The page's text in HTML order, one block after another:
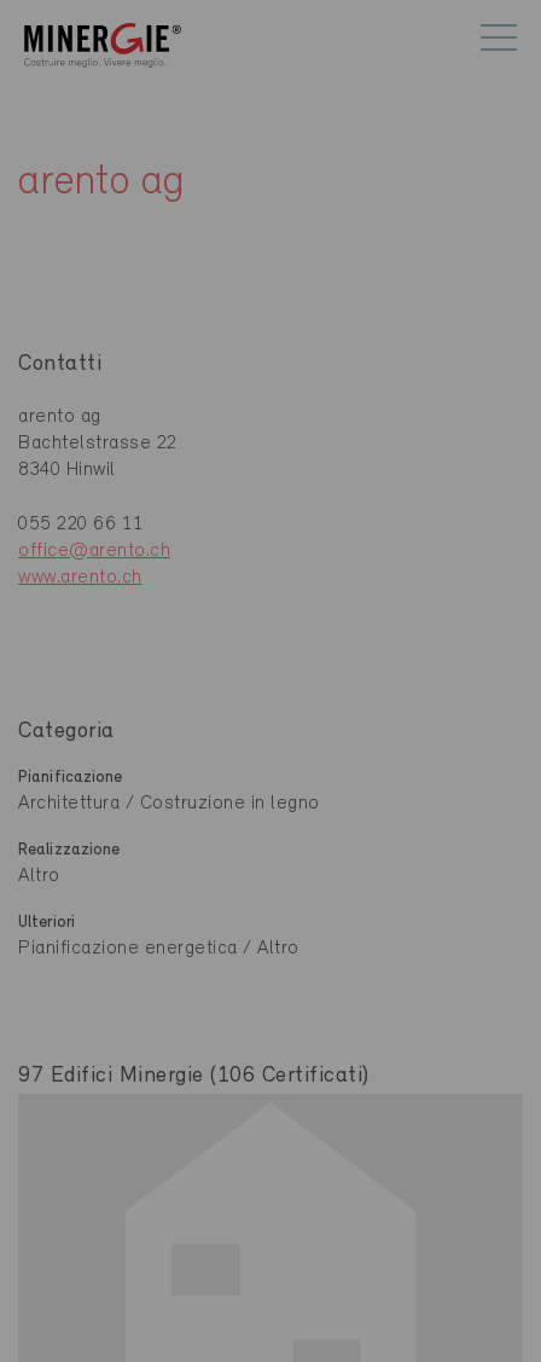
arento ag
Contatti
arento ag
Bachtelstrasse 22
8340 Hinwil
055 220 66 11
office@arento.ch
www.arento.ch
Categoria
Pianificazione
Architettura / Costruzione in legno
Realizzazione
Altro
Ulteriori
Pianificazione energetica / Altro
97 Edifici Minergie (106 Certificati)